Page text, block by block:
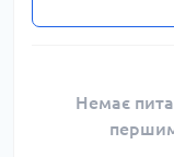
Немає
першим